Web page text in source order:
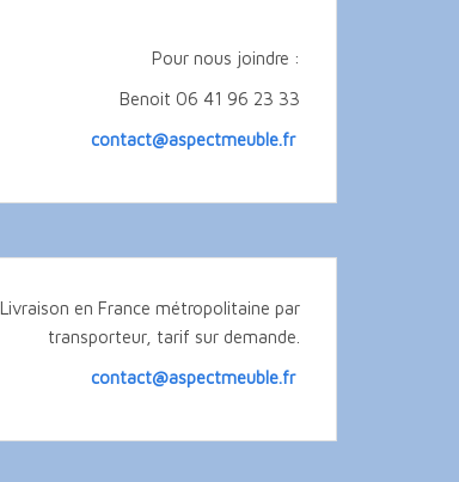
Pour nous joindre :
Benoit 06 41 96 23 33
contact@aspectmeuble.fr
Livraison en France métropolitaine par
transporteur, tarif sur demande.
contact@aspectmeuble.fr